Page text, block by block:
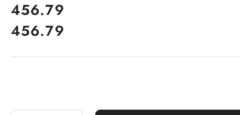
cena:
456.79
Cena:
456.79